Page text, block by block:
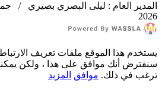
المدير العام : ليلى البصري بصيري /
2026
يستخدم هذا الموقع ملفات تعريف
سنفترض أنك موافق على هذا ، ولكن
ترغب في ذلك. موافق المزيد